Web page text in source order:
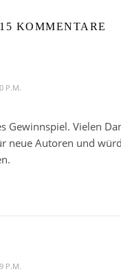
15 KOMMENTARE
P.M.
Gewinnspiel. Vielen
neue Autoren und
P.M.